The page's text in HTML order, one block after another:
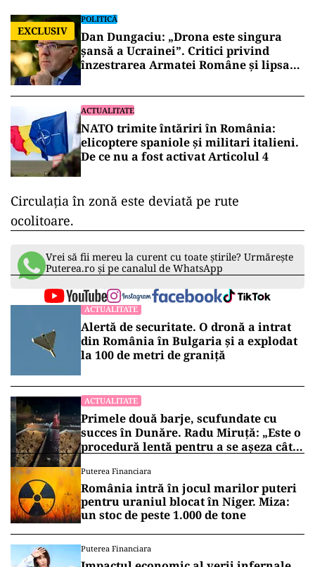
EXCLUSIV
POLITICĂ
Dan Dungaciu: „Drona este singura
șansă a Ucrainei”. Critici privind
înzestrarea Armatei Române și lipsa
Constanța
ACTUALITATE
NATO trimite întăriri în România:
elicoptere spaniole și militari italieni.
De ce nu a fost activat Articolul 4
Circulația în zonă este deviată pe rute
ocolitoare.
Vrei să fii mereu la curent cu toate știrile? Urmărește
Puterea.ro și pe canalul de WhatsApp
ACTUALITATE
Alertă de securitate. O dronă a intrat
din România în Bulgaria şi a explodat
la 100 de metri de graniţă
ACTUALITATE
Primele două barje, scufundate cu
succes în Dunăre. Radu Miruță: „Este o
procedură lentă pentru a se așeza cât
Puterea Financiara
România intră în jocul marilor puteri
pentru uraniul blocat în Niger. Miza:
un stoc de peste 1.000 de tone
Puterea Financiara